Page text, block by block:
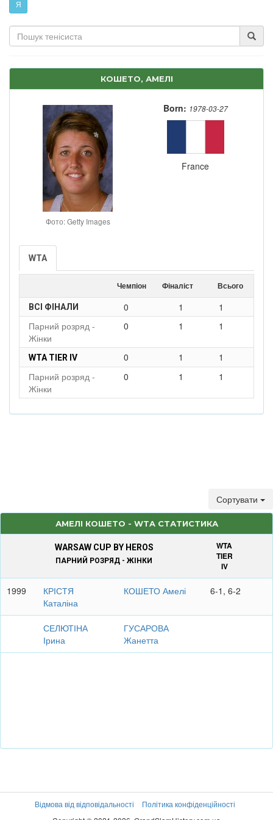
Я
КОШЕТО, АМЕЛІ
Фото: Getty Images
Born: 1978-03-27
France
WTA
Чемпіон Фіналіст Всього
ВСІ ФІНАЛИ 0 1
1
Парний розряд -
Жінки
0 1 1
WTA TIER IV 0 1
1
Парний розряд -
Жінки
0 1 1
Сортувати
АМЕЛІ КОШЕТО - WTA СТАТИСТИКА
WARSAW CUP BY HEROS
ПАРНИЙ РОЗРЯД - ЖІНКИ
WTA
TIER
IV
1999
КРІСТЯ
Каталіна
КОШЕТО Амелі 6-1, 6-2
СЕЛЮТІНА
Ірина
ГУСАРОВА
Жанетта
Відмова від відповідальності
Політика конфіденційності